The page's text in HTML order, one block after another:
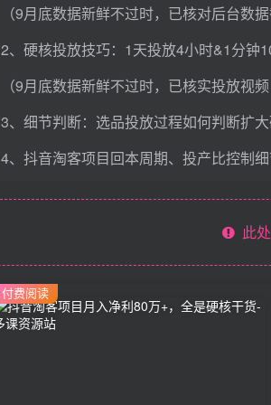
（9月底数据新鲜不过时，已核对后台数据
2、硬核投放技巧：1天投放4小时&1分钟
（9月底数据新鲜不过时，已核实投放视频
3、细节判断：选品投放过程如何判断扩
4、抖音淘客项目回本周期、投产比控制
此
付费阅读